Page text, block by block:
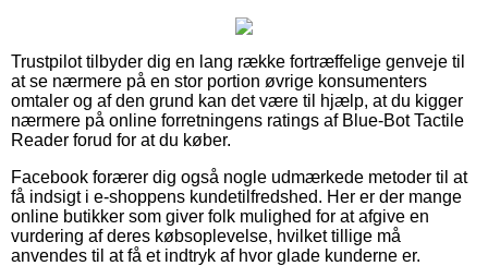
Trustpilot tilbyder dig en lang række fortræffelige genveje til
at se nærmere på en stor portion øvrige konsumenters
omtaler og af den grund kan det være til hjælp, at du kigger
nærmere på online forretningens ratings af Blue-Bot Tactile
Reader forud for at du køber.
Facebook forærer dig også nogle udmærkede metoder til at
få indsigt i e-shoppens kundetilfredshed. Her er der mange
online butikker som giver folk mulighed for at afgive en
vurdering af deres købsoplevelse, hvilket tillige må
anvendes til at få et indtryk af hvor glade kunderne er.